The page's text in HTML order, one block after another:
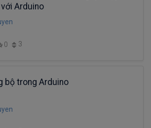
với Arduino
0 3
bộ trong Arduino